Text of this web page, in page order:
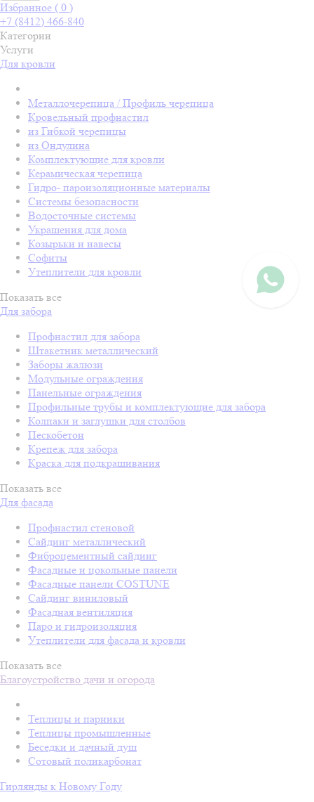
Избранное ( 0 )
+7 (8412) 466-840
Категории
Услуги
Для кровли
Металлочерепица / Профиль черепица
Кровельный профнастил
из Гибкой черепицы
из Ондулина
Комплектующие для кровли
Керамическая черепица
Гидро- пароизоляционные материалы
Системы безопасности
Водосточные системы
Украшения для дома
Козырьки и навесы
Софиты
Утеплители для кровли
Показать все
Для забора
Профнастил для забора
Штакетник металлический
Заборы жалюзи
Модульные ограждения
Панельные ограждения
Профильные трубы и комплектующие для забора
Колпаки и заглушки для столбов
Пескобетон
Крепеж для забора
Краска для подкрашивания
Показать все
Для фасада
Профнастил стеновой
Сайдинг металлический
Фиброцементный сайдинг
Фасадные и цокольные панели
Фасадные панели COSTUNE
Сайдинг виниловый
Фасадная вентиляция
Паро и гидроизоляция
Утеплители для фасада и кровли
Показать все
Благоустройство дачи и огорода
Теплицы и парники
Теплицы промышленные
Беседки и дачный душ
Сотовый поликарбонат
Гирлянды к Новому Году